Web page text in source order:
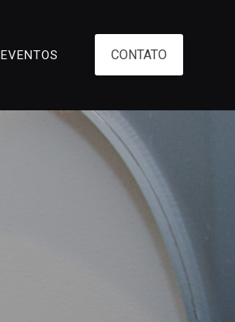
EVENTOS CONTATO